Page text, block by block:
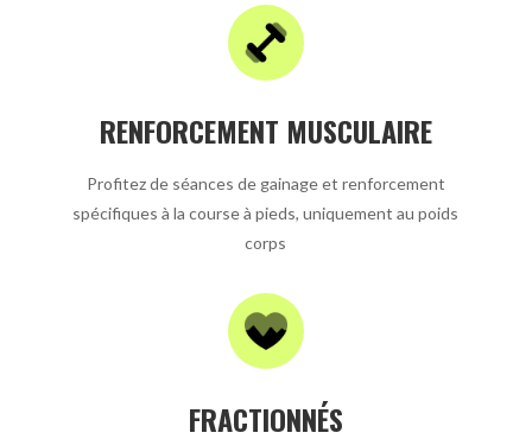
RENFORCEMENT MUSCULAIRE
Profitez de séances de gainage et renforcement
spécifiques à la course à pieds, uniquement au poids
corps
FRACTIONNÉS